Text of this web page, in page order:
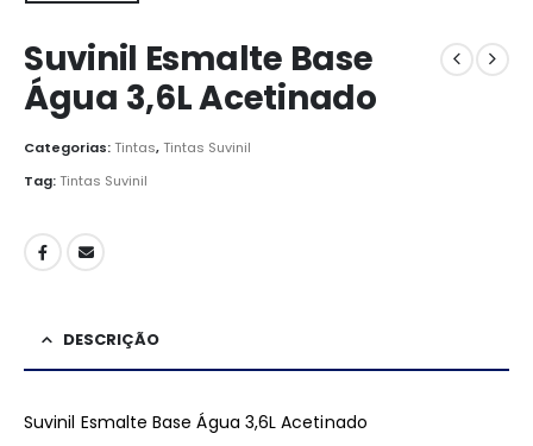
Suvinil Esmalte Base
Água 3,6L Acetinado
Categorias:Tintas,Tintas Suvinil
Tag:Tintas Suvinil
DESCRIÇÃO
Suvinil Esmalte Base Água 3,6L Acetinado